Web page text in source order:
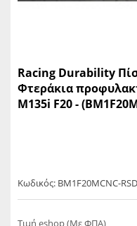
Racing Durability
Φτεράκια
M135i F20 -
Κωδικός: BM1F20MCNC-
Τιμή eshop (Με ΦΠΑ)